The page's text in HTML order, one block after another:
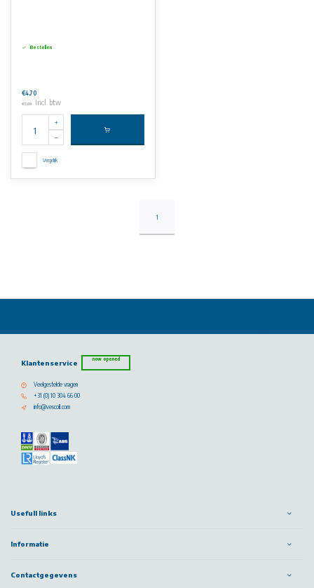
Bestellen
€4,70
€5,69 Incl. btw
Vergelijk
1
Klantenservice now opened
Veelgestelde vragen
+31 (0) 10 304 66 00
info@vescoil.com
Usefull links
Informatie
Contactgegevens